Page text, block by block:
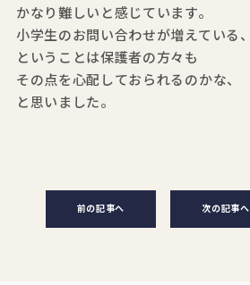
かなり難しいと感じています。
小学生のお問い合わせが増えている、
ということは保護者の方々も
その点を心配しておられるのかな、
と思いました。
前の記事へ 次の記事へ